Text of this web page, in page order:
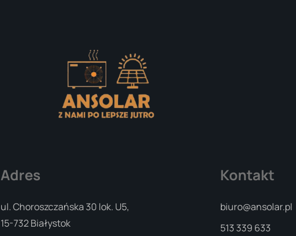
Adres
ul. Choroszczańska 30 lok. U5,
15-732 Białystok
Kontakt
biuro@ansolar.pl
513 339 633